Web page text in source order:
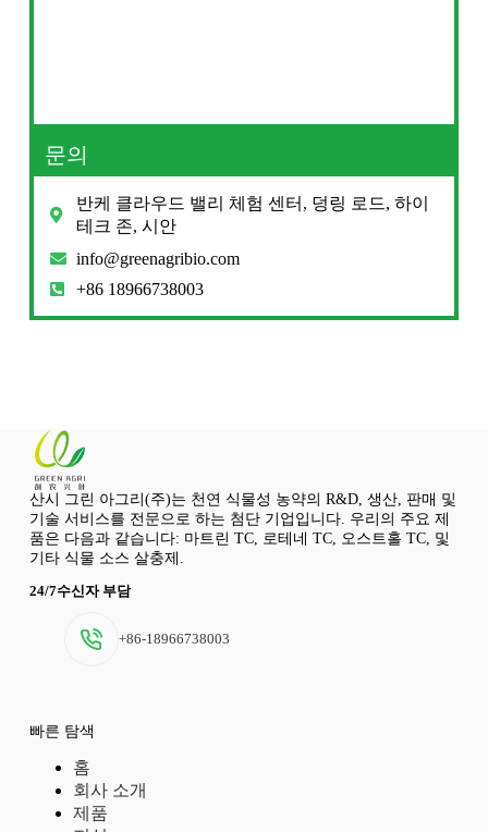
문의
반케 클라우드 밸리 체험 센터, 덩링 로드, 하이
테크 존, 시안
info@greenagribio.com
+86 18966738003
산시 그린 아그리(주)는 천연 식물성 농약의 R&D, 생산, 판매 및
기술 서비스를 전문으로 하는 첨단 기업입니다. 우리의 주요 제
품은 다음과 같습니다: 마트린 TC, 로테네 TC, 오스트홀 TC, 및
기타 식물 소스 살충제.
24/7수신자 부담
+86-18966738003
빠른 탐색
홈
회사 소개
제품